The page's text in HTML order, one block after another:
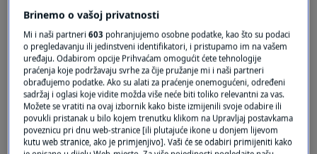
više željeza od špinata i više vitamina C od
naranče
ZDRAVLJE|prije 0 min.| 0
Ovo je najzdravija namirnica na svijetu, a
mogi je nikada nisu probali
ZDRAVLJE|23. pro. | 0
Ovo je jedna od najzdravijih namirnica, a
gotovo smo je sasvim zaboravili
Brinemo o vašoj privatnosti
Mi i naši partneri603 pohranjujemo osobne podatke, kao što su podaci
o pregledavanju ili jedinstveni identifikatori, i pristupamo im na vašem
uređaju. Odabirom opcije Prihvaćam omogućit ćete tehnologije
praćenja koje podržavaju svrhe za čije pružanje mi i naši partneri
obrađujemo podatke. Ako su alati za praćenje onemogućeni, određeni
sadržaj i oglasi koje vidite možda više neće biti toliko relevantni za vas.
Možete se vratiti na ovaj izbornik kako biste izmijenili svoje odabire ili
povukli pristanak u bilo kojem trenutku klikom na Upravljaj postavkama
poveznicu pri dnu web-stranice [ili plutajuće ikone u donjem lijevom
kutu web stranice, ako je primjenjivo]. Vaši će se odabiri primijeniti kako